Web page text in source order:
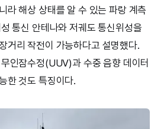
라 해상 상태를 알 수 있는 파랑 계측
통신 안테나와 저궤도 통신위성을
거리 작전이 가능하다고 설명했다.
인잠수정(UUV)과 수중 음향 데이터
한 것도 특징이다.